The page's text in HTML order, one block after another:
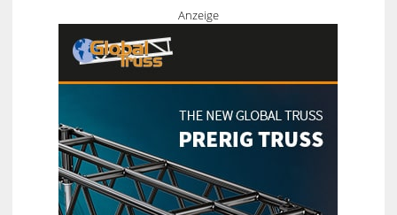
Anzeige